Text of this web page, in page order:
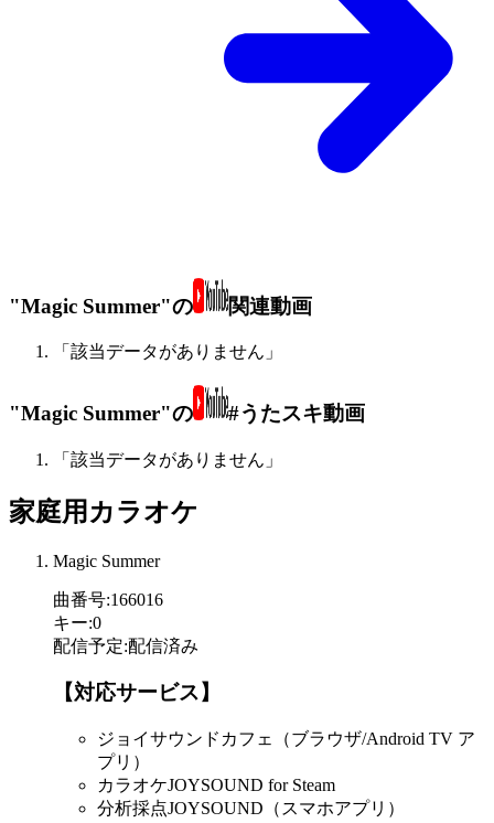
"Magic Summer"の 関連動画
「該当データがありません」
"Magic Summer"の #うたスキ動画
「該当データがありません」
家庭用カラオケ
Magic Summer
曲番号:166016
キー:0
配信予定:配信済み
【対応サービス】
ジョイサウンドカフェ（ブラウザ/Android TV ア
プリ）
カラオケJOYSOUND for Steam
分析採点JOYSOUND（スマホアプリ）